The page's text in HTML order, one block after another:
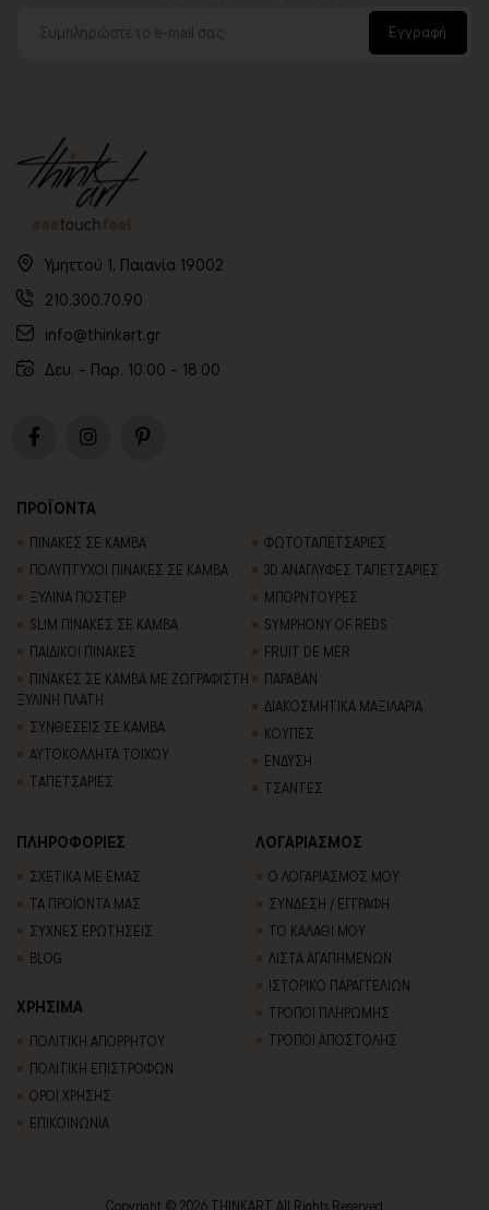
Εγγραφή
Υμηττού 1, Παιανία 19002
210.300.70.90
info@thinkart.gr
Δευ. - Παρ. 10:00 - 18:00
ΠΡΟΪΟΝΤΑ
ΠΙΝΑΚΕΣ ΣΕ ΚΑΜΒΑ
ΠΟΛΥΠΤΥΧΟΙ ΠΙΝΑΚΕΣ ΣΕ ΚΑΜΒΑ
ΞΥΛΙΝΑ ΠΟΣΤΕΡ
SLIM ΠΙΝΑΚΕΣ ΣΕ ΚΑΜΒΑ
ΠΑΙΔΙΚΟΙ ΠΙΝΑΚΕΣ
ΠΙΝΑΚΕΣ ΣΕ ΚΑΜΒΑ ΜΕ ΖΩΓΡΑΦΙΣΤΗ
ΞΥΛΙΝΗ ΠΛΑΤΗ
ΣΥΝΘΕΣΕΙΣ ΣΕ ΚΑΜΒΑ
ΑΥΤΟΚΟΛΛΗΤΑ ΤΟΙΧΟΥ
TΑΠΕΤΣΑΡΙΕΣ
ΦΩΤΟΤΑΠΕΤΣΑΡΙΕΣ
3D AΝΑΓΛΥΦΕΣ TΑΠΕΤΣΑΡΙΕΣ
ΜΠΟΡΝΤΟΥΡΕΣ
SYMPHONY OF REDS
FRUIT DE MER
ΠΑΡΑΒΑΝ
ΔΙΑΚΟΣΜΗΤΙΚΑ ΜΑΞΙΛΑΡΙΑ
ΚΟΥΠΕΣ
ΕΝΔΥΣΗ
ΤΣΑΝΤΕΣ
ΠΛΗΡΟΦΟΡΙΕΣ
ΣΧΕΤΙΚΑ ΜΕ ΕΜΑΣ
ΤΑ ΠΡΟΪΟΝΤΑ ΜΑΣ
ΣΥΧΝΕΣ ΕΡΩΤΗΣΕΙΣ
BLOG
ΛΟΓΑΡΙΑΣΜΟΣ
Ο ΛΟΓΑΡΙΑΣΜΟΣ ΜΟΥ
ΣΥΝΔΕΣΗ / ΕΓΓΡΑΦΗ
ΤΟ ΚΑΛΑΘΙ ΜΟΥ
ΛΙΣΤΑ ΑΓΑΠΗΜΕΝΩΝ
ΙΣΤΟΡΙΚΟ ΠΑΡΑΓΓΕΛΙΩΝ
ΤΡΟΠΟΙ ΠΛΗΡΩΜΗΣ
ΤΡΟΠΟΙ ΑΠΟΣΤΟΛΗΣ
ΧΡΗΣΙΜΑ
ΠΟΛΙΤΙΚΗ ΑΠΟΡΡΗΤΟΥ
ΠΟΛΙΤΙΚΗ ΕΠΙΣΤΡΟΦΩΝ
ΟΡΟΙ ΧΡΗΣΗΣ
ΕΠΙΚΟΙΝΩΝΙΑ
Copyright © 2026 THINKART. All Rights Reserved.